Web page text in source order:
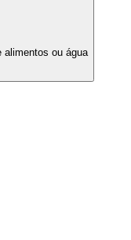
alimentos ou água